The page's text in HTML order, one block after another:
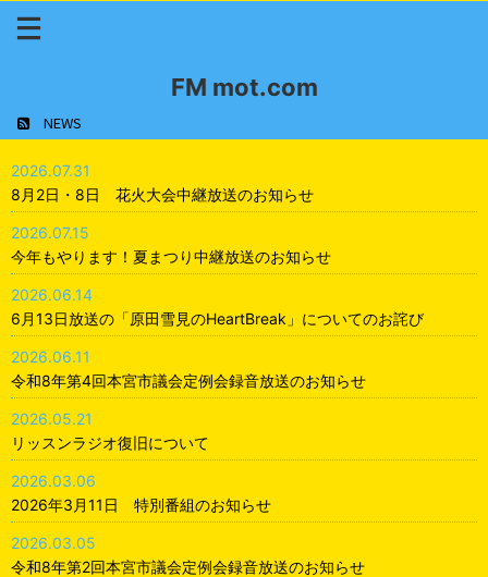
FM mot.com
NEWS
2026.07.31
8月2日・8日 花火大会中継放送のお知らせ
2026.07.15
今年もやります！夏まつり中継放送のお知らせ
2026.06.14
6月13日放送の「原田雪見のHeartBreak」についてのお詫び
2026.06.11
令和8年第4回本宮市議会定例会録音放送のお知らせ
2026.05.21
リッスンラジオ復旧について
2026.03.06
2026年3月11日 特別番組のお知らせ
2026.03.05
令和8年第2回本宮市議会定例会録音放送のお知らせ